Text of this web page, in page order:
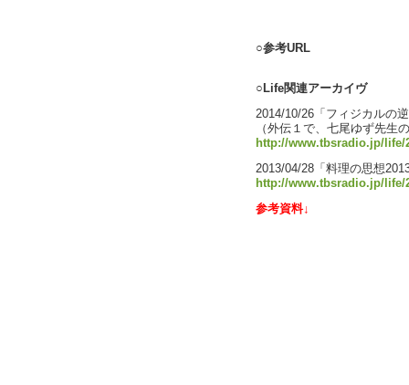
○参考URL
○Life関連アーカイヴ
2014/10/26「フィジカルの
（外伝１で、七尾ゆず先生
http://www.tbsradio.jp/life/
2013/04/28「料理の思想
http://www.tbsradio.jp/life/
参考資料↓